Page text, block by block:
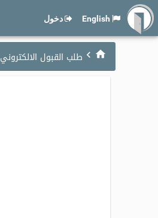
دخول
طلب القبول الالكتروني